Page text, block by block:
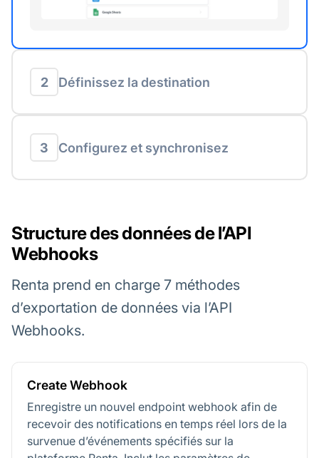
2 Définissez la destination
3 Configurez et synchronisez
Structure des données de l’API
Webhooks
Renta prend en charge 7 méthodes
d’exportation de données via l’API
Webhooks.
Create Webhook
Enregistre un nouvel endpoint webhook afin de
recevoir des notifications en temps réel lors de la
survenue d’événements spécifiés sur la